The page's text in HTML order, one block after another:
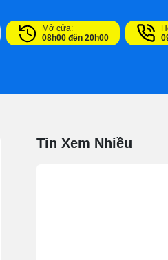
Mở cửa:
08h00 đến 20h00
Tin Xem Nhiều